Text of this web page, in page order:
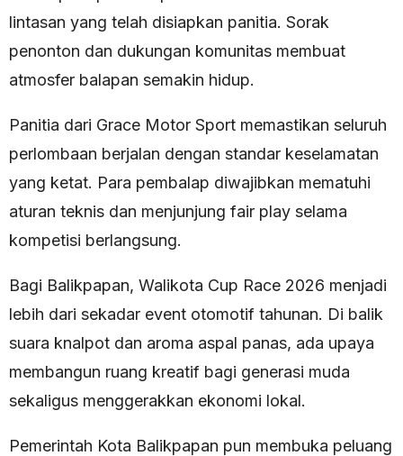
lintasan yang telah disiapkan panitia. Sorak
penonton dan dukungan komunitas membuat
atmosfer balapan semakin hidup.
Panitia dari Grace Motor Sport memastikan seluruh
perlombaan berjalan dengan standar keselamatan
yang ketat. Para pembalap diwajibkan mematuhi
aturan teknis dan menjunjung fair play selama
kompetisi berlangsung.
Bagi Balikpapan, Walikota Cup Race 2026 menjadi
lebih dari sekadar event otomotif tahunan. Di balik
suara knalpot dan aroma aspal panas, ada upaya
membangun ruang kreatif bagi generasi muda
sekaligus menggerakkan ekonomi lokal.
Pemerintah Kota Balikpapan pun membuka peluang